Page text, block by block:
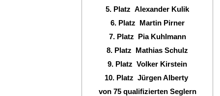
5. Platz Alexander Kulik
6. Platz Martin Pirner
7. Platz Pia Kuhlmann
8. Platz Mathias Schulz
9. Platz Volker Kirstein
10. Platz Jürgen Alberty
von 75 qualifizierten Seglern